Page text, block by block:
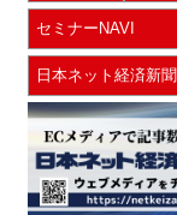
セミナーNAVI
日本ネット経済新聞